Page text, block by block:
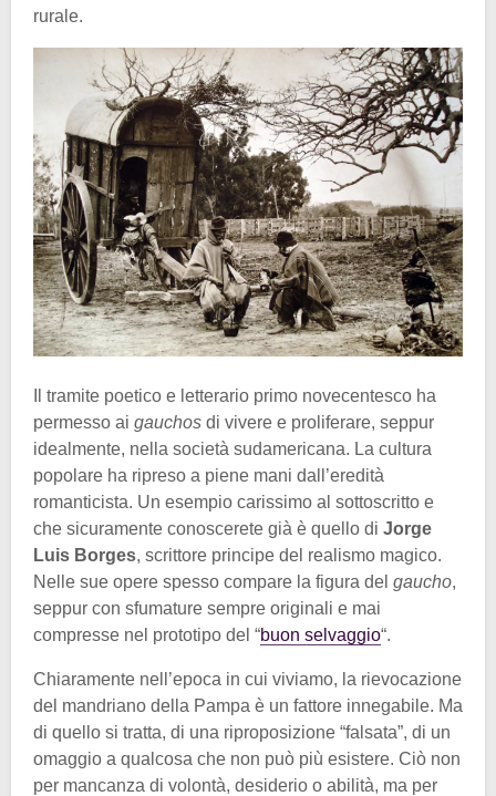
rurale.
Il tramite poetico e letterario primo novecentesco ha
permesso ai gauchos di vivere e proliferare, seppur
idealmente, nella società sudamericana. La cultura
popolare ha ripreso a piene mani dall’eredità
romanticista. Un esempio carissimo al sottoscritto e
che sicuramente conoscerete già è quello di Jorge
Luis Borges, scrittore principe del realismo magico.
Nelle sue opere spesso compare la figura del gaucho,
seppur con sfumature sempre originali e mai
compresse nel prototipo del “buon selvaggio“.
Chiaramente nell’epoca in cui viviamo, la rievocazione
del mandriano della Pampa è un fattore innegabile. Ma
di quello si tratta, di una riproposizione “falsata”, di un
omaggio a qualcosa che non può più esistere. Ciò non
per mancanza di volontà, desiderio o abilità, ma per